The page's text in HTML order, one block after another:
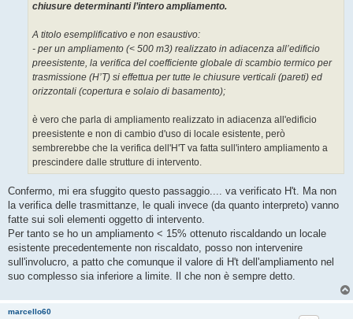
chiusure determinanti l’intero ampliamento.
A titolo esemplificativo e non esaustivo:
- per un ampliamento (< 500 m3) realizzato in adiacenza all’edificio
preesistente, la verifica del coefficiente globale di scambio termico per
trasmissione (H’T) si effettua per tutte le chiusure verticali (pareti) ed
orizzontali (copertura e solaio di basamento);
è vero che parla di ampliamento realizzato in adiacenza all'edificio
preesistente e non di cambio d'uso di locale esistente, però
sembrerebbe che la verifica dell'H'T va fatta sull'intero ampliamento a
prescindere dalle strutture di intervento.
Confermo, mi era sfuggito questo passaggio.... va verificato H't. Ma non
la verifica delle trasmittanze, le quali invece (da quanto interpreto) vanno
fatte sui soli elementi oggetto di intervento.
Per tanto se ho un ampliamento < 15% ottenuto riscaldando un locale
esistente precedentemente non riscaldato, posso non intervenire
sull'involucro, a patto che comunque il valore di H't dell'ampliamento nel
suo complesso sia inferiore a limite. Il che non è sempre detto.
marcello60